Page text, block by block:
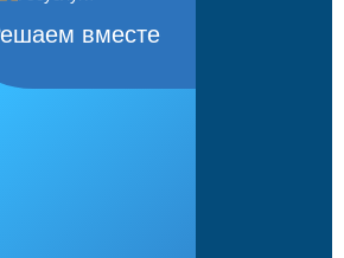
вместе